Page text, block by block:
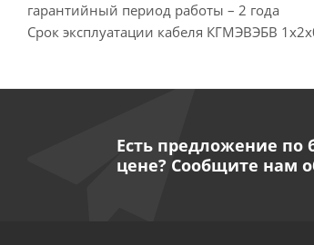
гарантийный период работы – 2 года
Срок эксплуатации кабеля КГМЭВЭБВ
Есть предложение по
цене? Сообщите нам